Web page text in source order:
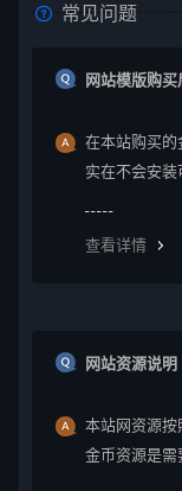
常见问题
网站模版购买
在本站购买的
实在不会安
查看详情
网站资源说明
本站网资源按
金币资源是需